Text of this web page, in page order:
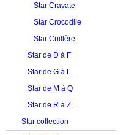
Star Cravate
Star Crocodile
Star Cuillère
Star de D à F
Star de G à L
Star de M à Q
Star de R à Z
Star collection